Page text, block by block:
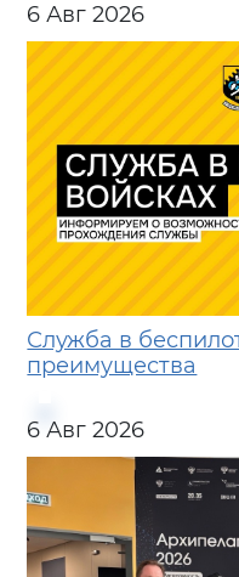
6 Авг 2026
Служба в
преимущества
6 Авг 2026